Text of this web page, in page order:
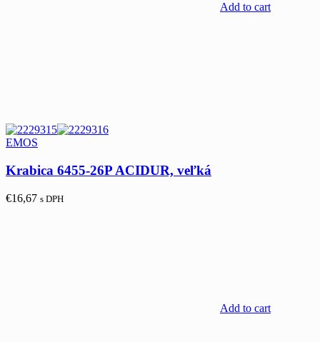
Add to cart
EMOS
Krabica 6455-26P ACIDUR, veľká
€16,67 s DPH
Add to cart